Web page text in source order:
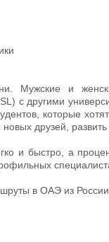
Мужские и
с другими
которые
друзей,
и быстро, а
в ОАЭ из